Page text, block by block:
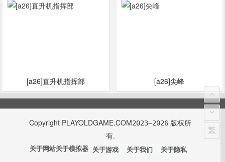
[a26]直升机指挥部 [a26]尖峰
Copyright PLAYOLDGAME.COM2023~2026 版权所
有.
关于网站关于模拟器 关于游戏 关于我们 关于隐私
繁